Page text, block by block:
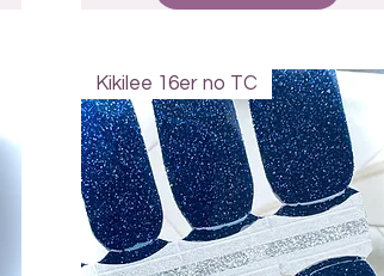
Kikilee 16er no TC